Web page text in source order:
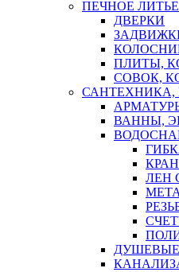
ПЕЧНОЕ ЛИТЬЕ
ДВЕРКИ
ПЛИТЫ,
СОВОК,
САНТЕХНИКА,
ВАННЫ,
ЛЕН